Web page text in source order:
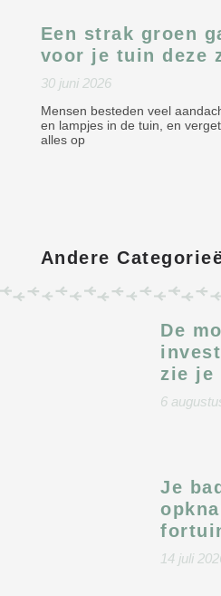
Een strak groen
voor je tuin deze
30 juni 2026
Mensen besteden veel
en lampjes in de tuin, en
alles op
Andere
De
zie je
6
Je
14 juli